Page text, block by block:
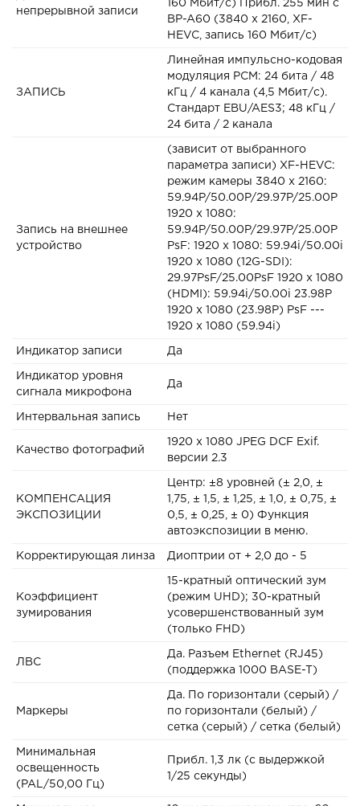
непрерывной записи
160 Мбит/с) Прибл. 255 мин с
BP-A60 (3840 x 2160, XF-
HEVC, запись 160 Мбит/с)
ЗАПИСЬ
Линейная импульсно-кодовая
модуляция PCM: 24 бита / 48
кГц / 4 канала (4,5 Мбит/с).
Стандарт EBU/AES3; 48 кГц /
24 бита / 2 канала
Запись на внешнее
устройство
(зависит от выбранного
параметра записи) XF-HEVC:
режим камеры 3840 x 2160:
59.94P/50.00P/29.97P/25.00P
1920 x 1080:
59.94P/50.00P/29.97P/25.00P
PsF: 1920 x 1080: 59.94i/50.00i
1920 x 1080 (12G-SDI):
29.97PsF/25.00PsF 1920 x 1080
(HDMI): 59.94i/50.00i 23.98P
1920 x 1080 (23.98P) PsF ---
1920 x 1080 (59.94i)
Индикатор записи Да
Индикатор уровня
сигнала микрофона
Да
Интервальная запись Нет
Качество фотографий
1920 x 1080 JPEG DCF Exif.
версии 2.3
КОМПЕНСАЦИЯ
ЭКСПОЗИЦИИ
Центр: ±8 уровней (± 2,0, ±
1,75, ± 1,5, ± 1,25, ± 1,0, ± 0,75, ±
0,5, ± 0,25, ± 0) Функция
автоэкспозиции в меню.
Корректирующая линза Диоптрии от + 2,0 до - 5
Коэффициент
зумирования
15-кратный оптический зум
(режим UHD); 30-кратный
усовершенствованный зум
(только FHD)
ЛВС
Да. Разъем Ethernet (RJ45)
(поддержка 1000 BASE-T)
Маркеры
Да. По горизонтали (серый) /
по горизонтали (белый) /
сетка (серый) / сетка (белый)
Минимальная
освещенность
(PAL/50,00 Гц)
Прибл. 1,3 лк (с выдержкой
1/25 секунды)